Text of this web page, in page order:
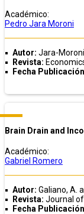
Académico:
Pedro Jara Moroni
Autor: Jara-
Revista:
Fecha
Brain Drain and
Académico:
Gabriel Romero
Autor: Galiano, A.
Revista: Journal
Fecha